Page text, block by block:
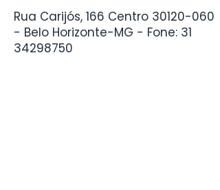
Rua Carijós, 166 Centro 30120-060
- Belo Horizonte-MG - Fone: 31
34298750